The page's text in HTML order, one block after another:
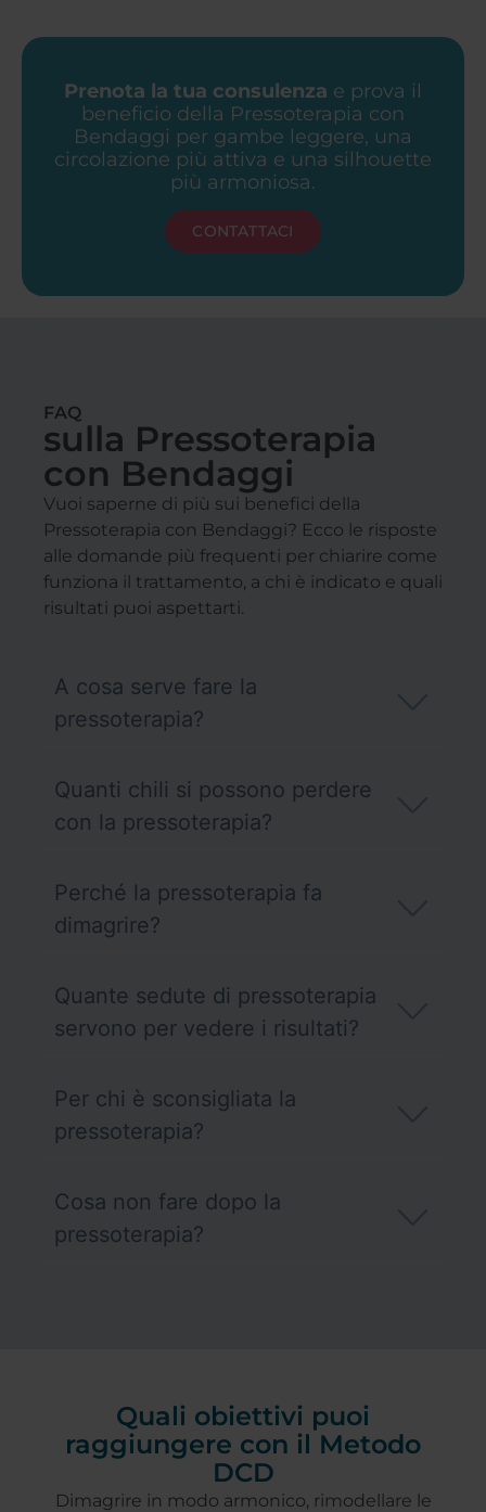
Prenota la tua consulenza e prova il
beneficio della Pressoterapia con
Bendaggi per gambe leggere, una
circolazione più attiva e una silhouette
più armoniosa.
CONTATTACI
FAQ
sulla Pressoterapia
con Bendaggi
Vuoi saperne di più sui benefici della
Pressoterapia con Bendaggi? Ecco le risposte
alle domande più frequenti per chiarire come
funziona il trattamento, a chi è indicato e quali
risultati puoi aspettarti.
A cosa serve fare la
pressoterapia?
Quanti chili si possono perdere
con la pressoterapia?
Perché la pressoterapia fa
dimagrire?
Quante sedute di pressoterapia
servono per vedere i risultati?
Per chi è sconsigliata la
pressoterapia?
Cosa non fare dopo la
pressoterapia?
Quali obiettivi puoi
raggiungere con il Metodo
DCD
Dimagrire in modo armonico, rimodellare le